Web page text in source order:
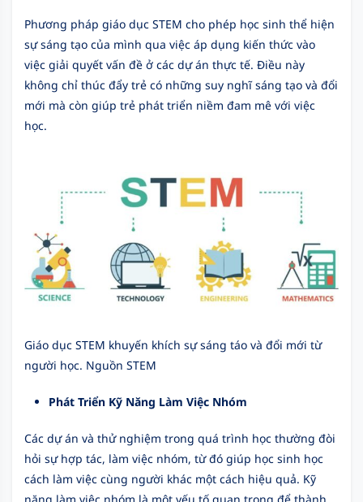
Phương pháp giáo dục STEM cho phép học sinh thể hiện
sự sáng tạo của mình qua việc áp dụng kiến thức vào
việc giải quyết vấn đề ở các dự án thực tế. Điều này
không chỉ thúc đẩy trẻ có những suy nghĩ sáng tạo và đổi
mới mà còn giúp trẻ phát triển niềm đam mê với việc
học.
Giáo dục STEM khuyến khích sự sáng táo và đổi mới từ
người học. Nguồn STEM
Phát Triển Kỹ Năng Làm Việc Nhóm
Các dự án và thử nghiệm trong quá trình học thường đòi
hỏi sự hợp tác, làm việc nhóm, từ đó giúp học sinh học
cách làm việc cùng người khác một cách hiệu quả. Kỹ